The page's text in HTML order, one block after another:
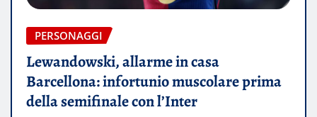
PERSONAGGI
Lewandowski, allarme in casa
Barcellona: infortunio muscolare prima
della semifinale con l’Inter